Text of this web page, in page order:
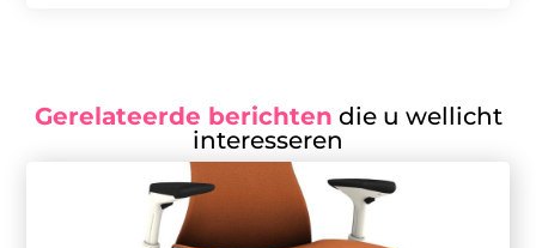
Gerelateerde berichten die u wellicht
interesseren